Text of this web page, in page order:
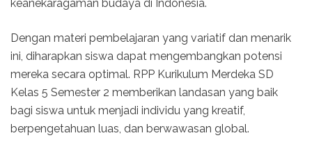
keanekaragaman budaya di Indonesia.
Dengan materi pembelajaran yang variatif dan menarik
ini, diharapkan siswa dapat mengembangkan potensi
mereka secara optimal. RPP Kurikulum Merdeka SD
Kelas 5 Semester 2 memberikan landasan yang baik
bagi siswa untuk menjadi individu yang kreatif,
berpengetahuan luas, dan berwawasan global.